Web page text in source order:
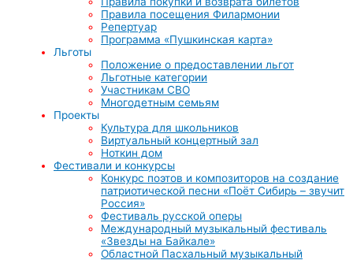
Правила посещения Филармонии
Репертуар
Программа «Пушкинская карта»
Льготы
Положение о предоставлении льгот
Льготные категории
Участникам СВО
Многодетным семьям
Проекты
Культура для школьников
Виртуальный концертный зал
Ноткин дом
Фестивали и конкурсы
Конкурс поэтов и композиторов на создание
патриотической песни «Поёт Сибирь – звучит
Россия»
Фестиваль русской оперы
Международный музыкальный фестиваль
«Звезды на Байкале»
Областной Пасхальный музыкальный